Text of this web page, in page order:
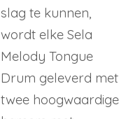
slag te kunnen,
wordt elke Sela
Melody Tongue
Drum geleverd met
twee hoogwaardige